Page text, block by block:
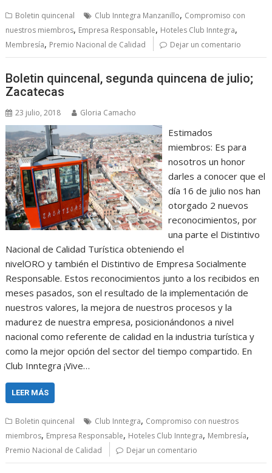
Boletin quincenal Club Inntegra Manzanillo, Compromiso con
nuestros miembros, Empresa Responsable, Hoteles Club Inntegra,
Membresía, Premio Nacional de Calidad Dejar un comentario
Boletin quincenal, segunda quincena de julio;
Zacatecas
23 julio, 2018 Gloria Camacho
Estimados
miembros: Es para
nosotros un honor
darles a conocer que el
día 16 de julio nos han
otorgado 2 nuevos
reconocimientos, por
una parte el Distintivo
Nacional de Calidad Turística obteniendo el
nivelORO y también el Distintivo de Empresa Socialmente
Responsable. Estos reconocimientos junto a los recibidos en
meses pasados, son el resultado de la implementación de
nuestros valores, la mejora de nuestros procesos y la
madurez de nuestra empresa, posicionándonos a nivel
nacional como referente de calidad en la industria turística y
como la mejor opción del sector del tiempo compartido. En
Club Inntegra ¡Vive…
LEER MÁS
Boletin quincenal Club Inntegra, Compromiso con nuestros
miembros, Empresa Responsable, Hoteles Club Inntegra, Membresía,
Premio Nacional de Calidad Dejar un comentario